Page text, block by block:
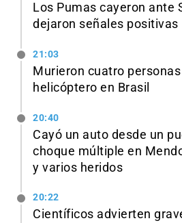
Los Pumas cayeron ante
dejaron señales positivas
21:03
Murieron cuatro
helicóptero en Brasil
20:40
Cayó un auto desde un
choque múltiple en
y varios heridos
20:22
Científicos advierten